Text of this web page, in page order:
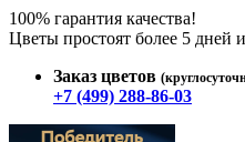
100% гарантия качества!
Цветы простоят более 5 дней
Заказ цветов
+7 (499) 288-86-03